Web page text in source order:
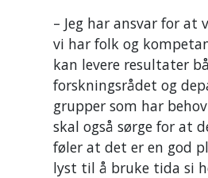
– Jeg har ansvar for
vi har folk og
kan levere resultater
forskningsrådet og
grupper som har
skal også sørge for at
føler at det er en god
lyst til å bruke tida si